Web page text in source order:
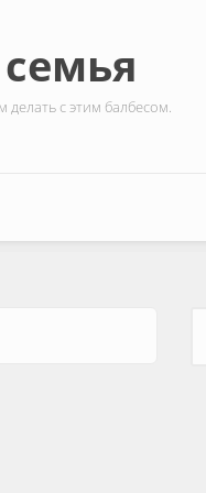
делать с этим балбесом.